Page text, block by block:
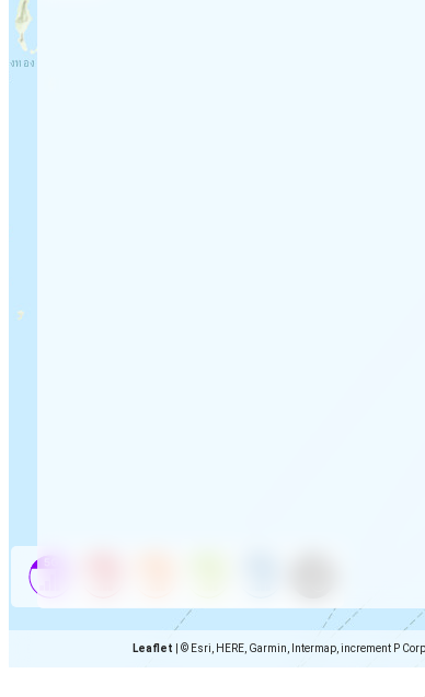
Leaflet © Esri, HERE, Garmin, Intermap, increment P